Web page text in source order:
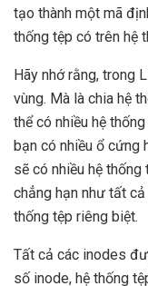
tạo thành một mã
thống tệp có trên hệ
Hãy nhớ rằng, trong
vùng. Mà là chia hệ
thể có nhiều hệ
bạn có nhiều ổ cứng
sẽ có nhiều hệ thống
chẳng hạn như tất
thống tệp riêng biệt.
Tất cả các inodes
số inode, hệ thống